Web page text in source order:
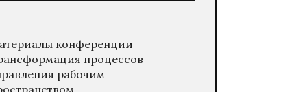
конференции
процессов
рабочим